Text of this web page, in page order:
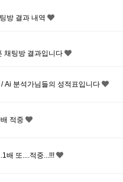
방 결과 내역
채팅방 결과입니다
Ai 분석가님들의 성적표입니다
적중
배 또....적중...!!!